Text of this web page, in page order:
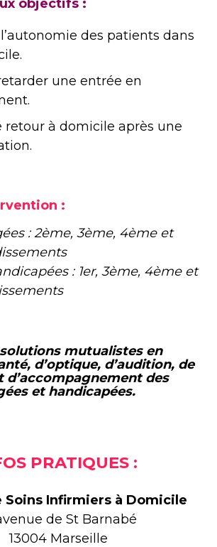
objectifs :
des patients dans
une entrée en
retour à domicile après une
:
:2ème, 3ème, 4ème et
: 1er, 3ème, 4èmeet
mutualistes en
d’optique, d’audition, de
d’accompagnement des
et handicapées.
PRATIQUES :
Soins Infirmiers à Domicile
de St Barnabé
13004Marseille